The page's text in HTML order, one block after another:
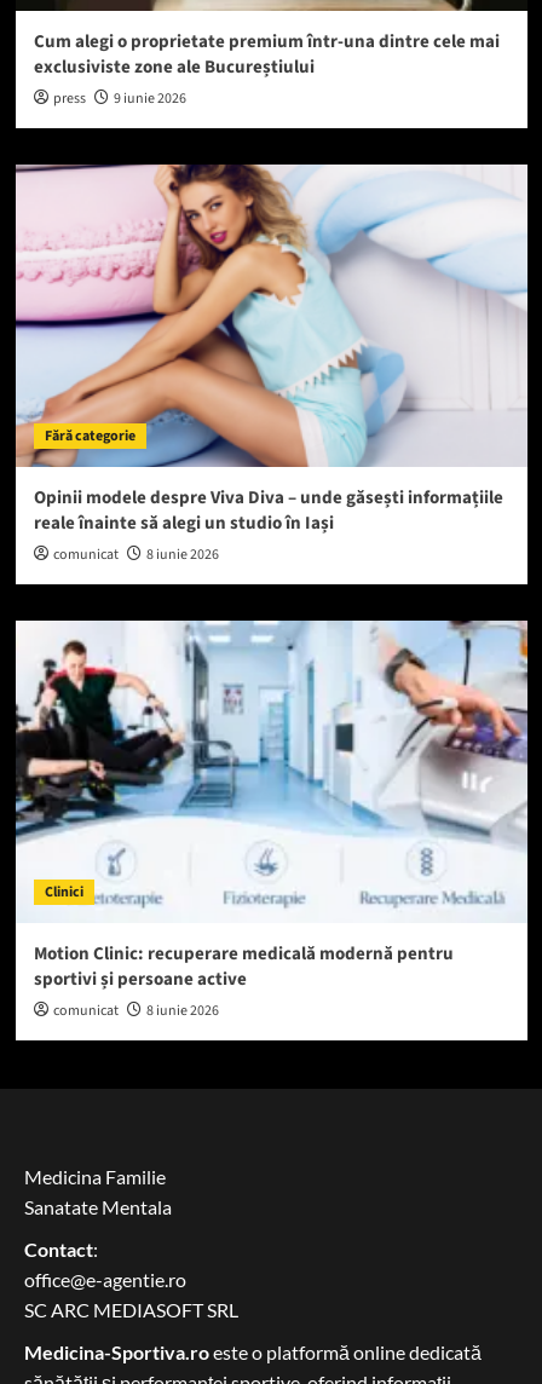
Cum alegi o proprietate premium într-una dintre cele mai
exclusiviste zone ale Bucureștiului
press 9 iunie 2026
Fără categorie
Opinii modele despre Viva Diva – unde găsești informațiile
reale înainte să alegi un studio în Iași
comunicat 8 iunie 2026
Clinici
Motion Clinic: recuperare medicală modernă pentru
sportivi și persoane active
comunicat 8 iunie 2026
Medicina Familie
Sanatate Mentala
Contact:
office@e-agentie.ro
SC ARC MEDIASOFT SRL
Medicina-Sportiva.roeste o platformă online dedicată